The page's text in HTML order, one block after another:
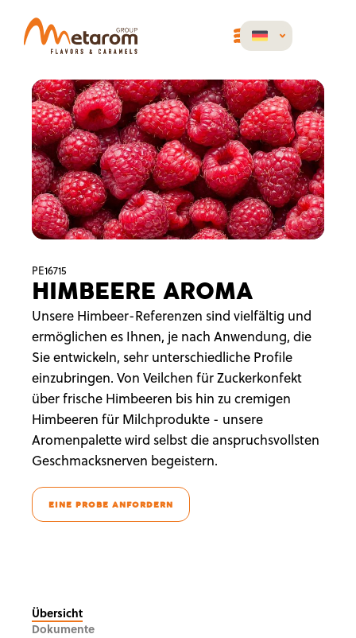
PE16715
HIMBEERE AROMA
Unsere Himbeer-Referenzen sind vielfältig und
ermöglichen es Ihnen, je nach Anwendung, die
Sie entwickeln, sehr unterschiedliche Profile
einzubringen. Von Veilchen für Zuckerkonfekt
über frische Himbeeren bis hin zu cremigen
Himbeeren für Milchprodukte - unsere
Aromenpalette wird selbst die anspruchsvollsten
Geschmacksnerven begeistern.
EINE PROBE ANFORDERN
Übersicht
Dokumente